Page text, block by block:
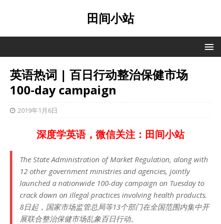
田间小站
英语热词 | 百日行动整治保健市场
100-day campaign
2019年1月6日
深度学英语，微信关注：田间小站
The State Administration of Market Regulation, along with
12 other government ministries and agencies, jointly
launched a nationwide 100-day campaign on Tuesday to
crack down on illegal practices involving health products.
8日起，国家市场监管总局等13个部门在全国范围内集中开
展联合整治保健市场乱象百日行动。